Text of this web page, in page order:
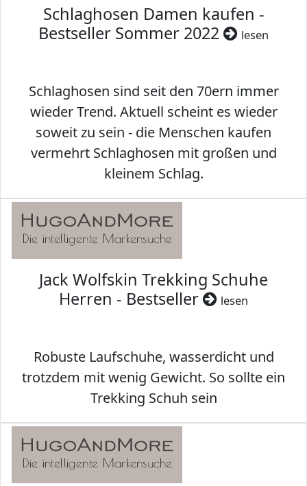
Schlaghosen Damen kaufen -
Bestseller Sommer 2022
lesen
Schlaghosen sind seit den 70ern immer
wieder Trend. Aktuell scheint es wieder
soweit zu sein - die Menschen kaufen
vermehrt Schlaghosen mit großen und
kleinem Schlag.
Jack Wolfskin Trekking Schuhe
Herren - Bestseller
lesen
Robuste Laufschuhe, wasserdicht und
trotzdem mit wenig Gewicht. So sollte ein
Trekking Schuh sein